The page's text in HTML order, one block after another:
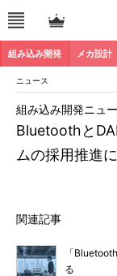
組み込み開発 メカ設計
ニュース
Bluetoothと
ムの採用推進
組み込み開発ニュ
関連記事
「
る